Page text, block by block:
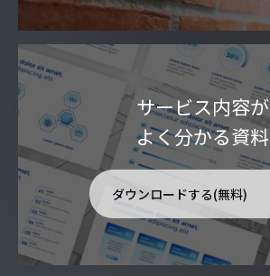
サービス内容が
よく分かる資料
ダウンロードする(無料)